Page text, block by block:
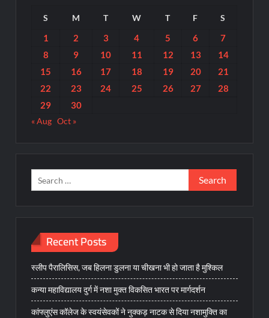
S M T W T F S
1 2 3 4 5 6
7
8
9 10 11 12 13
14
15
16 17 18 19 20
21
22
23 24 25 26 27
28
29
30
« Aug Oct »
Search
for:
Recent Posts
स्लीप पैरालिसिस, जब हिलना डुलना या चीखना भी हो जाता है मुश्किल
कन्या महाविद्यालय दुर्ग में नशा मुक्त विकसित भारत पर मार्गदर्शन
कांफ्लुएंस कॉलेज के स्वयंसेवकों ने नुक्कड़ नाटक से दिया नशामुक्ति का